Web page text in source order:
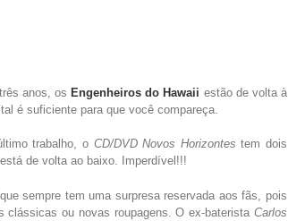
anos, osEngenheiros do Hawaii estão de volta à
é suficiente para que você compareça.
trabalho, o CD/DVD Novos Horizontes tem dois
está de volta ao baixo. Imperdível!!!
sempre tem uma surpresa reservada aos fãs, pois
clássicas ou novas roupagens. O ex-baterista Carlos